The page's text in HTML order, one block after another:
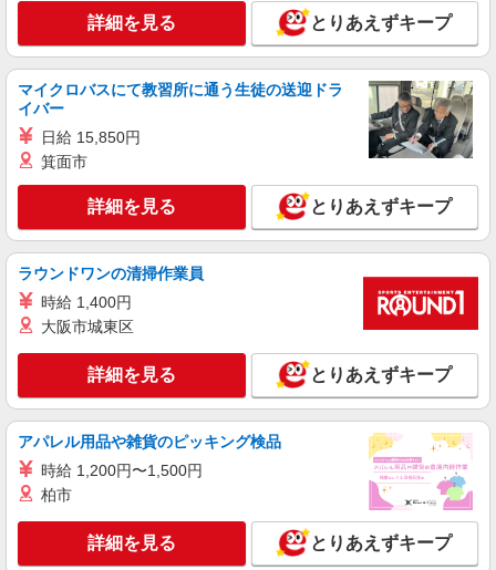
時給1550円 【月収例】時給1,550円×実働7時
間50分×月21日＝272,858円＋残業代
愛知県名古屋市西区／最寄駅：名古屋駅 名
古屋駅地下直結ビル：桜通線・名鉄・近鉄・あお
キープ 詳細を見る
派遣社員
パーソルテンプスタッフ株式会社 名古屋コーディネートセンタ
ー/26-0626796
10月開始★《穏やか環境＊未経験OK人事採用
サポート》在宅あり×1500円
時給1500円 【月収例】時給1,500円×7時間50
愛知県名古屋市西区／最寄駅：名古屋駅 ●う
れしい名古屋駅地下直結ビル＊名鉄・近鉄線から
キープ 詳細を見る
派遣社員
パーソルテンプスタッフ株式会社 名古屋コーディネートセンタ
時間相談◎日数相談OK［未経験からIT業界
へ］PCスマホのヘルプデスク
詳細を見る とりあえずキープ
マイクロバスにて教習所に通う生徒の送迎ドラ
イバー
日給 15,850円
箕面市
詳細を見る とりあえずキープ
ラウンドワンの清掃作業員
時給 1,400円
大阪市城東区
詳細を見る とりあえずキープ
アパレル用品や雑貨のピッキング検品
時給 1,200円〜1,500円
柏市
詳細を見る とりあえずキープ